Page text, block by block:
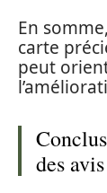
En
carte
peut
des